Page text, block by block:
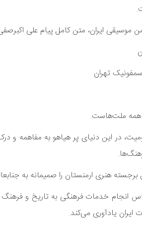
موسیقی ایران، متن کامل پیام علی
تهران
همه ملت‌هاست.
در این دنیای پر هیاهو به مفاهمه و
هنری ارمنستان را صمیمانه به
انجام خدمات فرهنگی به تاریخ و فرهنگ
یادآوری می‌کند.